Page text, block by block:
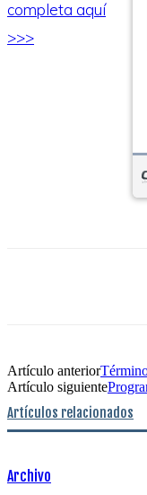
completa aquí
>>>
Artículo anterior
Artículo siguiente
Artículos relacionados
Archivo